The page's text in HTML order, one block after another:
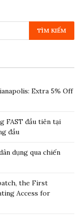
Extra 5% Off
FAST đầu tiên tại
đầu
dụng qua chiến
the First
Access for